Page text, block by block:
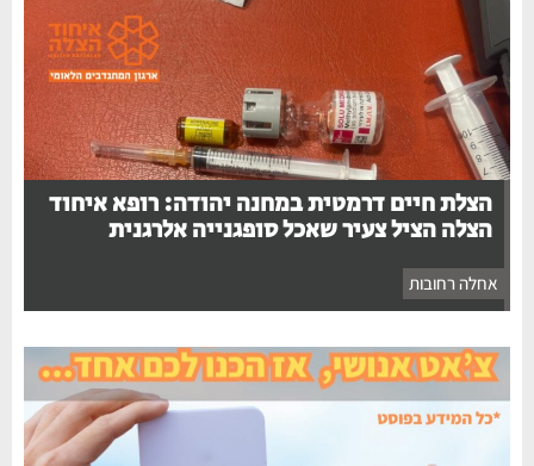
הצלת חיים דרמטית במחנה יהודה: רופא איחוד
הצלה הציל צעיר שאכל סופגנייה אלרגנית
אחלה רחובות